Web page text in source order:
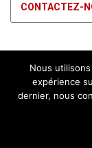
CONTACTEZ-
Nous
expérience
dernier, nous